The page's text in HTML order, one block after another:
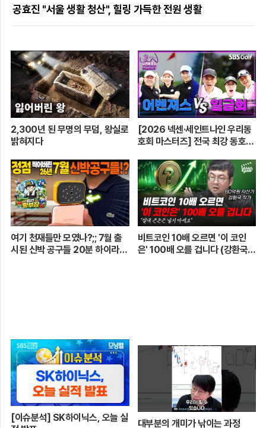
공효진 "서울 생활 청산", 힐링 가득한 전원 생활
2,300년 된 무명의 무덤, 왕실로
밝혀지다
[2026 넥센·세인트나인 우리동
호회 마스터즈] 전국 최강 동호회
움 어벤져스 vs 일금회 | 16강 1
경기
여기 천재들만 모였나?;; 7월 출
시된 신박 공구들 20분 하이라이
비트코인 10배 오르면 '이 코인
은' 100배 오를 겁니다 (강환국
[이슈분석] SK하이닉스, 오늘 실
대부분의 개미가 낚이는 과정